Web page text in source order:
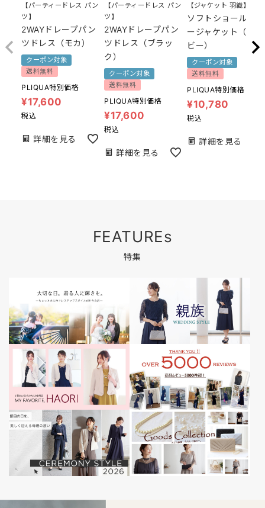
【パーティードレス パン
ツ】
2WAYドレープパン
ツドレス（モカ）
クーポン対象
送料無料
PLIQUA特別価格
¥17,600
税込
詳細を見る
【パーティードレス パン
ツ】
2WAYドレープパン
ツドレス（ブラッ
ク）
クーポン対象
送料無料
PLIQUA特別価格
¥17,600
税込
詳細を見る
【ジャケット 羽織】
ソフトショールカラ
ージャケット（ネイ
ビー）
クーポン対象
送料無料
PLIQUA特別価格
¥10,780
税込
詳細を見る
FEATUREs
特集